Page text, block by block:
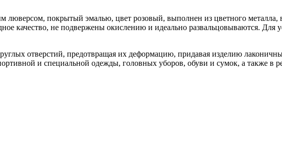
люверсом, покрытый эмалью, цвет розовый, выполнен из цветного
качество, не подвержены окислению и идеально развальцовываются. Для
отверстий, предотвращая их деформацию, придавая изделию
и специальной одежды, головных уборов, обуви и сумок, а также в